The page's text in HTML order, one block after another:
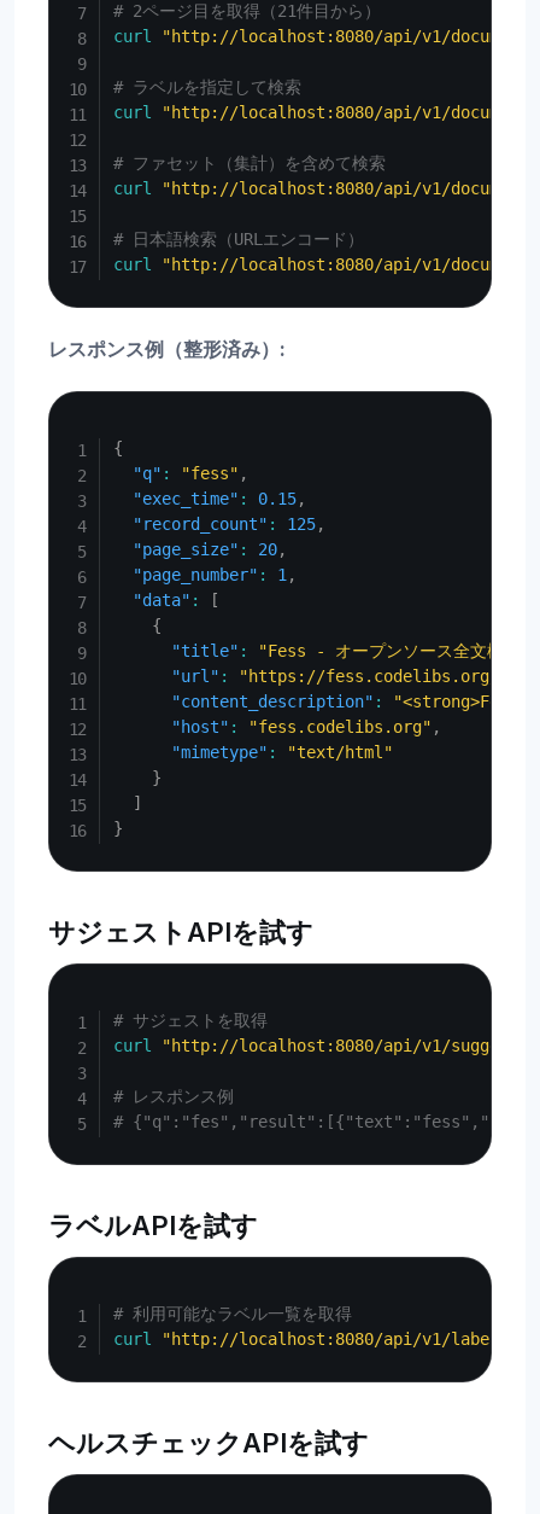
# 2ページ目を取得（21件目から）
curl
"http://localhost:8080/api/v1/
# ラベルを指定して検索
curl
"http://localhost:8080/api/v1/
# ファセット（集計）を含めて検索
curl
"http://localhost:8080/api/v1/
# 日本語検索（URLエンコード）
curl
"http://localhost:8080/api/v1/
レスポンス例（整形済み）:
{
"q" : "fess" ,
"exec_time" : 0.15,
"record_count" : 125,
"page_size" : 20,
"page_number" : 1 ,
"data" :
[
{
"title" :
"Fess - オープンソース全文検索
"url" : "https://fess.codelibs.org/ja/"
"content_description" :
"host" : "fess.codelibs.org" ,
"mimetype" :
"text/html"
}
]
}
サジェストAPIを試す
# サジェストを取得
curl
"http://localhost:8080/api/v1/
# レスポンス例
#
ラベルAPIを試す
# 利用可能なラベル一覧を取得
curl
"http://localhost:8080/api/v1/labels"
ヘルスチェックAPIを試す